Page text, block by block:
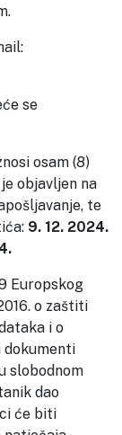
se
osam (8)
objavljen na
te
9. 12. 2024.
Europskog
o zaštiti
i o
dokumenti
slobodnom
dao
će biti